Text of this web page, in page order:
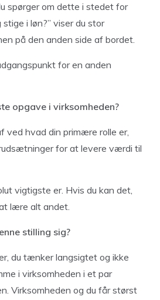
spørger om dette i stedet for
i løn?” viser du stor
på den anden side af bordet.
for en anden
opgave i virksomheden?
ved hvad din primære rolle er,
for at levere værdi til
vigtigste er. Hvis du kan det,
lære alt andet.
stilling sig?
du tænker langsigtet og ikke
i virksomheden i et par
Virksomheden og du får størst